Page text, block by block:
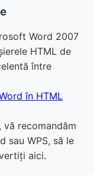
Word 2007
HTML de
între
în HTML
recomandăm
sau WPS, să le
aici.